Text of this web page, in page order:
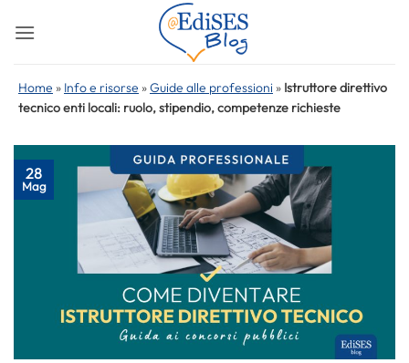
Home » Info e risorse »Guide alle professioni » Istruttore direttivo
tecnico enti locali: ruolo, stipendio, competenze richieste
28
Mag